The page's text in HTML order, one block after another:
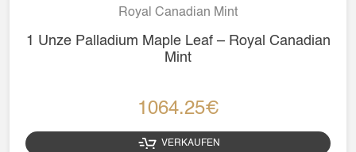
Royal Canadian Mint
1 Unze Palladium Maple Leaf – Royal Canadian
Mint
1064.25€
VERKAUFEN